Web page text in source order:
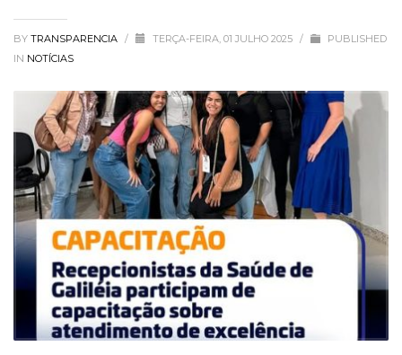
BY TRANSPARENCIA / TERÇA-FEIRA, 01 JULHO 2025 /
PUBLISHED
IN NOTÍCIAS